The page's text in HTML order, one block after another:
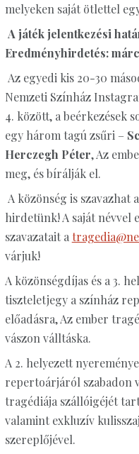
melyeken saját ötlettel
A játék jelentkezési
Eredményhirdetés:
Az egyedi kis 20-30
Nemzeti Színház
4. között, a beérkezések
egy három tagú zsűri –
Herczegh Péter, Az
meg, és bírálják el.
A közönség is szavazhat
hirdetünk! A saját névvel
szavazatait a
várjuk!
A közönségdíjas és a 3.
tiszteletjegy a színház
előadásra, Az ember
vászon válltáska.
A 2. helyezett
repertoárjáról szabadon
tragédiája szállóigéjét
valamint exkluzív
szereplőjével.